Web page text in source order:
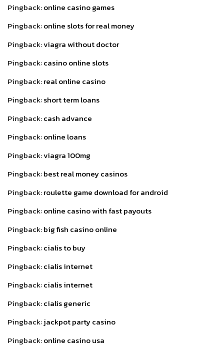
Pingback:online casino games
Pingback:online slots for real money
Pingback:viagra without doctor
Pingback:casino online slots
Pingback:real online casino
Pingback:short term loans
Pingback:cash advance
Pingback:online loans
Pingback:viagra 100mg
Pingback:best real money casinos
Pingback:roulette game download for android
Pingback:online casino with fast payouts
Pingback:big fish casino online
Pingback:cialis to buy
Pingback:cialis internet
Pingback:cialis internet
Pingback:cialis generic
Pingback:jackpot party casino
Pingback:online casino usa